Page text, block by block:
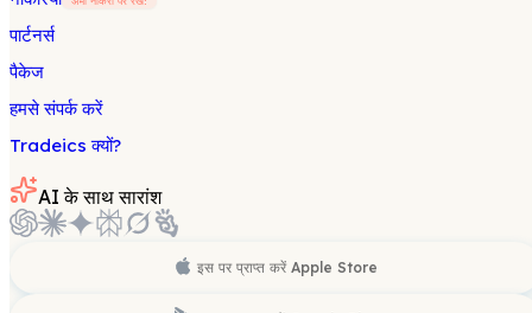
पार्टनर्स
पैकेज
हमसे संपर्क करें
Tradeics क्यों?
AI के साथ सारांश
इस पर प्राप्त करें Apple Store